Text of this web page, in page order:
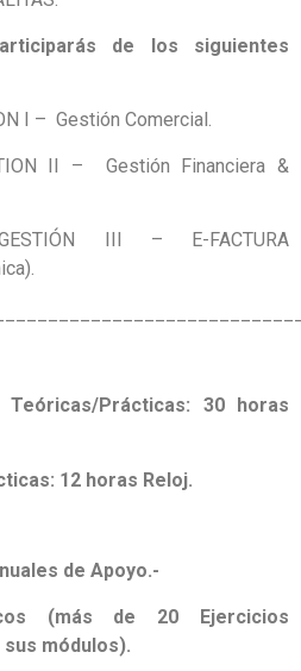
de los siguientes
I – Gestión Comercial.
II – Gestión Financiera &
III – E-FACTURA
Teóricas/Prácticas: 30 horas
horas Reloj.
de Apoyo.-
(más de 20 Ejercicios
módulos).